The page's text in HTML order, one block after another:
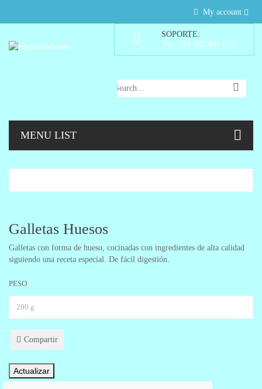
My account
SOPORTE:
Tel: +34 603 491 655
MENU LIST
Galletas Huesos
Galletas con forma de hueso, cocinadas con ingredientes de alta calidad
siguiendo una receta especial. De fácil digestión.
PESO
Compartir